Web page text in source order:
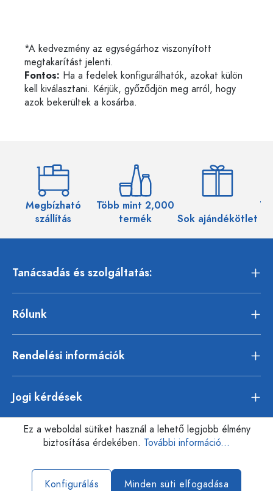
*A kedvezmény az egységárhoz viszonyított
megtakarítást jelenti.
Fontos: Ha a fedelek konfigurálhatók, azokat külön
kell kiválasztani. Kérjük, győződjön meg arról, hogy
azok bekerültek a kosárba.
Megbízható
szállítás
Több mint 2,000
termék
Sok ajándékötlet
Tanácsadás és szolgáltatás:
Rólunk
Rendelési információk
Jogi kérdések
Ez a weboldal sütiket használ a lehető legjobb élmény
biztosítása érdekében. További információ...
Konfigurálás Minden süti elfogadása